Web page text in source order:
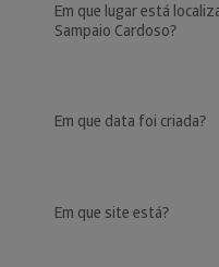
Em que lugar está
Sampaio Cardoso?
Em que data foi criada?
Em que site está?